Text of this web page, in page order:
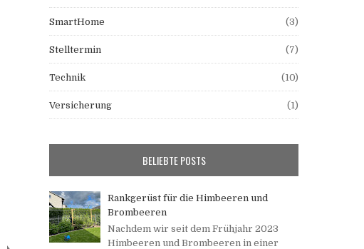
SmartHome (3)
Stelltermin (7)
Technik (10)
Versicherung (1)
BELIEBTE POSTS
Rankgerüst für die Himbeeren und
Brombeeren
Nachdem wir seit dem Frühjahr 2023
Himbeeren und Brombeeren in einer